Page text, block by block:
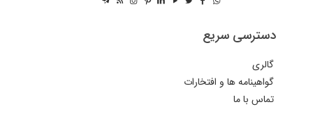
دسترسی سریع
گالری
گواهینامه ها و افتخارات
تماس با ما